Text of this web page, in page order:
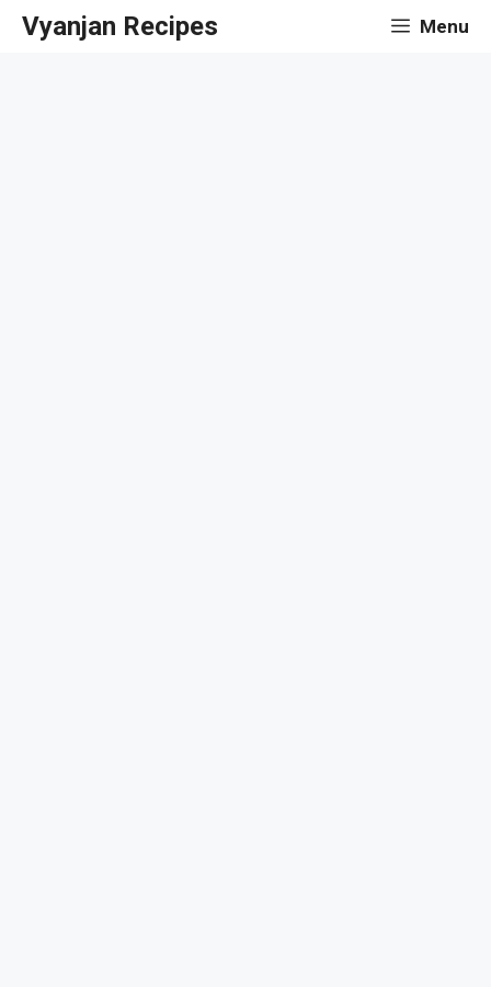
SkipVyanjan Recipes Menu